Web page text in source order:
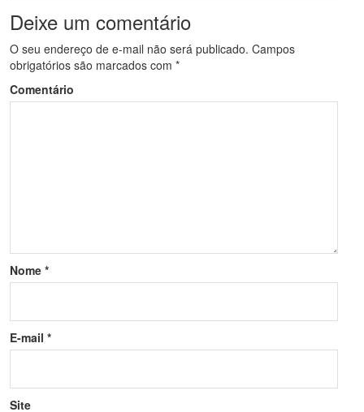
Deixe um comentário
O seu endereço de e-mail não será publicado. Campos
obrigatórios são marcados com *
Comentário
Nome *
E-mail *
Site